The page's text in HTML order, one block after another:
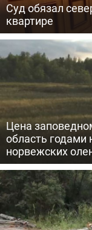
Суд обязал
квартире
Цена
область
норвежских